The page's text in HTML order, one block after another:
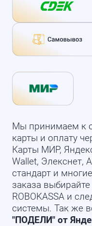
Мы принимаем к
карты и оплату
Карты МИР,
Wallet, Элекснет,
стандарт и
заказа
ROBOKASSA и
системы. Так же
"ПОДЕЛИ" от